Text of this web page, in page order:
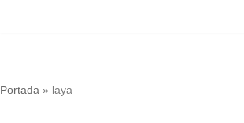
Portada » laya